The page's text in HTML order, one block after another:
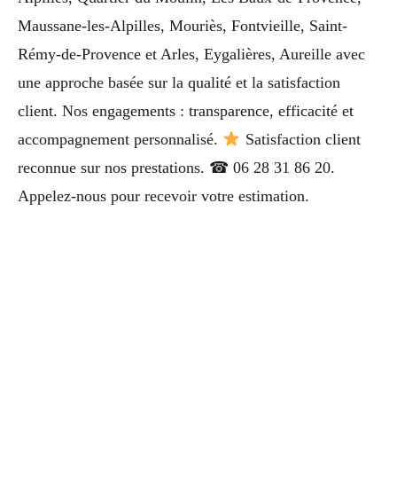
Maussane-les-Alpilles, Mouriès, Fontvieille, Saint-
Rémy-de-Provence et Arles, Eygalières, Aureille avec
une approche basée sur la qualité et la satisfaction
client. Nos engagements : transparence, efficacité et
accompagnement personnalisé.
Satisfaction client
reconnue sur nos prestations. ☎ 06 28 31 86 20.
Appelez-nous pour recevoir votre estimation.